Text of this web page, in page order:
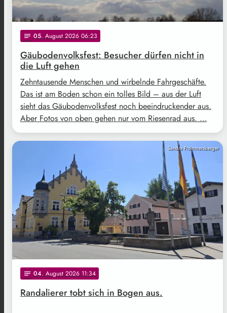
notes 05. August 2026 06:23
Gäubodenvolksfest: Besucher dürfen nicht in
die Luft gehen
Zehntausende Menschen und wirbelnde Fahrgeschäfte.
Das ist am Boden schon ein tolles Bild – aus der Luft
sieht das Gäubodenvolksfest noch beeindruckender aus.
Aber Fotos von oben gehen nur vom Riesenrad aus. …
Sandra Prommersberger
notes 04. August 2026 11:34
Randalierer tobt sich in Bogen aus.